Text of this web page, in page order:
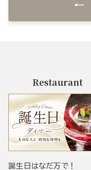
Restaurant
誕生日はなだ万で！